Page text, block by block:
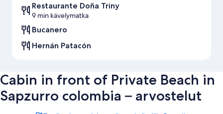
Restaurante Doña Triny
9 min kävelymatka
Bucanero
Hernán Patacón
Cabin in front of Private Beach in
Sapzurro colombia – arvostelut